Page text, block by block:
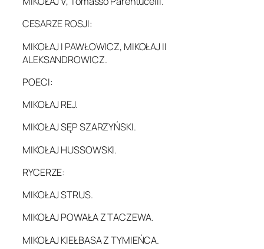
CESARZE ROSJI:
MIKOŁAJ I PAWŁOWICZ, MIKOŁAJ II
ALEKSANDROWICZ.
POECI:
MIKOŁAJ REJ.
MIKOŁAJ SĘP SZARZYŃSKI.
MIKOŁAJ HUSSOWSKI.
RYCERZE:
MIKOŁAJ STRUS.
MIKOŁAJ POWAŁA Z TACZEWA.
MIKOŁAJ KIEŁBASA Z TYMIEŃCA.